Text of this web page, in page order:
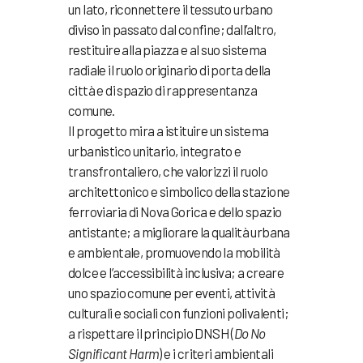
un lato, riconnettere il tessuto urbano
diviso in passato dal confine; dall’altro,
restituire alla piazza e al suo sistema
radiale il ruolo originario di porta della
città e di spazio di rappresentanza
comune.
Il progetto mira a istituire un sistema
urbanistico unitario, integrato e
transfrontaliero, che valorizzi il ruolo
architettonico e simbolico della stazione
ferroviaria di Nova Gorica e dello spazio
antistante; a migliorare la qualità urbana
e ambientale, promuovendo la mobilità
dolce e l’accessibilità inclusiva; a creare
uno spazio comune per eventi, attività
culturali e sociali con funzioni polivalenti;
a rispettare il principio DNSH (Do No
Significant Harm) e i criteri ambientali